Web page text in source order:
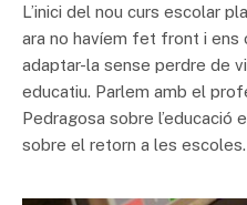
L’inici del nou curs escolar
ara no havíem fet front i ens
adaptar-la sense perdre de
educatiu. Parlem amb el
Pedragosa sobre l’educació
sobre el retorn a les escoles.